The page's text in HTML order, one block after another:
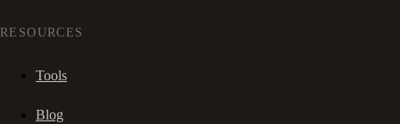
RESOURCES
Tools
Blog